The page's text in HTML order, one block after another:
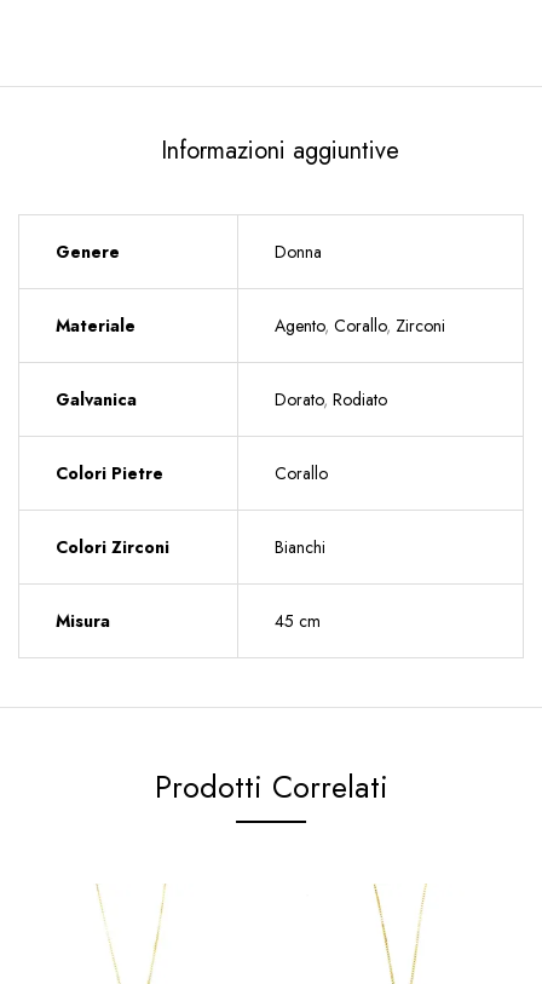
Informazioni aggiuntive
Genere Donna
Materiale Agento, Corallo, Zirconi
Galvanica Dorato, Rodiato
Colori Pietre Corallo
Colori Zirconi Bianchi
Misura 45 cm
Prodotti Correlati